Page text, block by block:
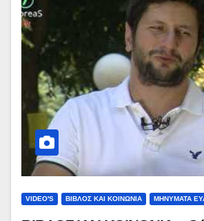
VIDEO'S ΒΙΒΛΟΣ ΚΑΙ ΚΟΙΝΩΝΙΑ ΜΗΝΥΜΑΤΑ